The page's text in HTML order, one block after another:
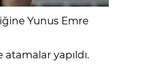
Yunus Emre
yapıldı.